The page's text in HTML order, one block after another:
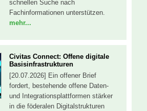
schnellen Suche nach
Fachinformationen unterstützen.
mehr...
Civitas Connect: Offene digitale
Basisinfrastrukturen
[20.07.2026] Ein offener Brief
fordert, bestehende offene Daten-
und Integrationsplattformen stärker
in die föderalen Digitalstrukturen